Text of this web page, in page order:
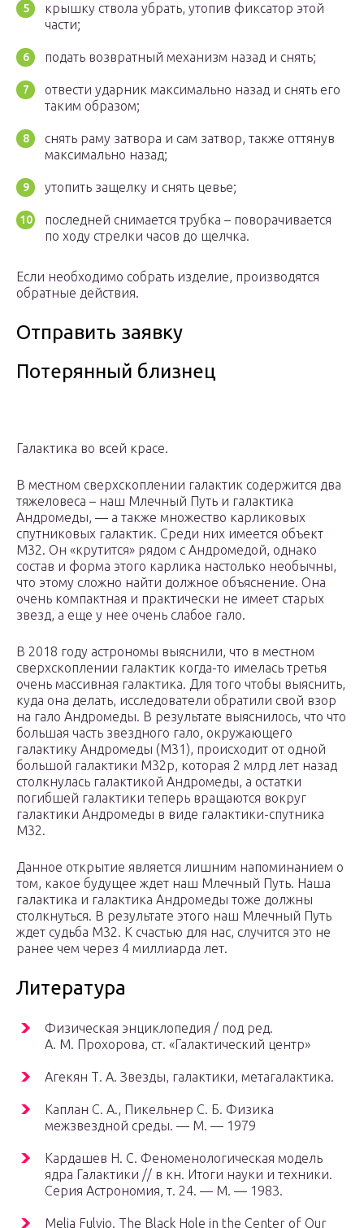
крышку ствола убрать, утопив фиксатор этой
части;
подать возвратный механизм назад и снять;
отвести ударник максимально назад и снять его
таким образом;
снять раму затвора и сам затвор, также оттянув
максимально назад;
утопить защелку и снять цевье;
последней снимается трубка – поворачивается
по ходу стрелки часов до щелчка.
Если необходимо собрать изделие, производятся
обратные действия.
Отправить заявку
Потерянный близнец
Галактика во всей красе.
В местном сверхскоплении галактик содержится два
тяжеловеса – наш Млечный Путь и галактика
Андромеды, — а также множество карликовых
спутниковых галактик. Среди них имеется объект
M32. Он «крутится» рядом с Андромедой, однако
состав и форма этого карлика настолько необычны,
что этому сложно найти должное объяснение. Она
очень компактная и практически не имеет старых
звезд, а еще у нее очень слабое гало.
В 2018 году астрономы выяснили, что в местном
сверхскоплении галактик когда-то имелась третья
очень массивная галактика. Для того чтобы выяснить,
куда она делать, исследователи обратили свой взор
на гало Андромеды. В результате выяснилось, что что
большая часть звездного гало, окружающего
галактику Андромеды (М31), происходит от одной
большой галактики M32p, которая 2 млрд лет назад
столкнулась галактикой Андромеды, а остатки
погибшей галактики теперь вращаются вокруг
галактики Андромеды в виде галактики-спутника
М32.
Данное открытие является лишним напоминанием о
том, какое будущее ждет наш Млечный Путь. Наша
галактика и галактика Андромеды тоже должны
столкнуться. В результате этого наш Млечный Путь
ждет судьба M32. К счастью для нас, случится это не
ранее чем через 4 миллиарда лет.
Литература
Физическая энциклопедия / под ред.
А. М. Прохорова, ст. «Галактический центр»
Агекян Т. А. Звезды, галактики, метагалактика.
Каплан С. А., Пикельнер С. Б. Физика
межзвездной среды. — М. — 1979
Кардашев Н. С. Феноменологическая модель
ядра Галактики // в кн. Итоги науки и техники.
Серия Астрономия, т. 24. — М. — 1983.
Melia Fulvio. The Black Hole in the Center of Our